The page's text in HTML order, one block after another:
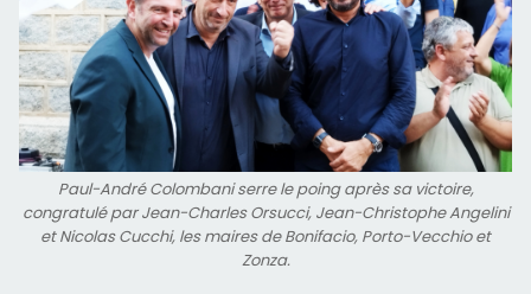
Paul-André Colombani serre le poing après sa victoire,
congratulé par Jean-Charles Orsucci, Jean-Christophe Angelini
et Nicolas Cucchi, les maires de Bonifacio, Porto-Vecchio et
Zonza.